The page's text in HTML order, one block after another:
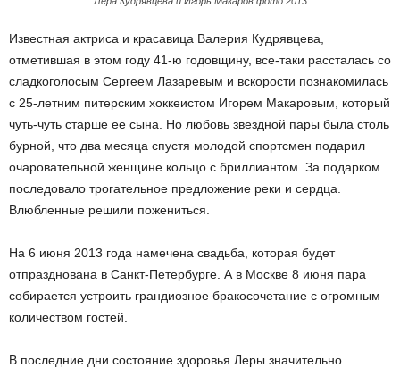
Известная актриса и красавица Валерия Кудрявцева,
отметившая в этом году 41-ю годовщину, все-таки рассталась со
сладкоголосым Сергеем Лазаревым и вскорости познакомилась
с 25-летним питерским хоккеистом Игорем Макаровым, который
чуть-чуть старше ее сына. Но любовь звездной пары была столь
бурной, что два месяца спустя молодой спортсмен подарил
очаровательной женщине кольцо с бриллиантом. За подарком
последовало трогательное предложение реки и сердца.
Влюбленные решили пожениться.
На 6 июня 2013 года намечена свадьба, которая будет
отпразднована в Санкт-Петербурге. А в Москве 8 июня пара
собирается устроить грандиозное бракосочетание с огромным
количеством гостей.
В последние дни состояние здоровья Леры значительно